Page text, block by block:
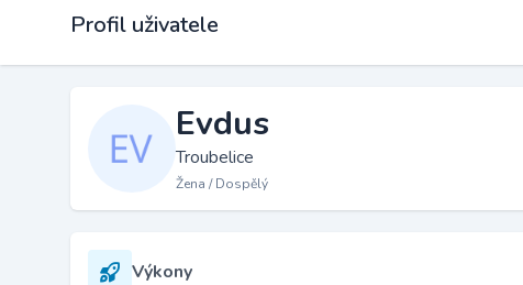
Profil uživatele
Evdus
Troubelice
Žena / Dospělý
Výkony